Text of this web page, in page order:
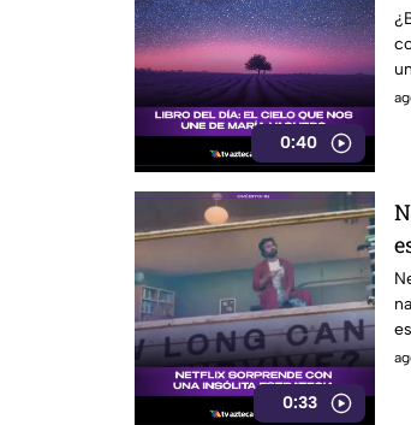
0:40
0:33